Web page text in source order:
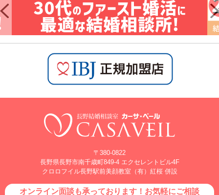
〒380-0822
長野県長野市南千歳町849-4 エクセレントビル4F
クロロフイル長野駅前美顔教室（有）紅桜 併設
オンライン面談も承っております！お気軽にご相談